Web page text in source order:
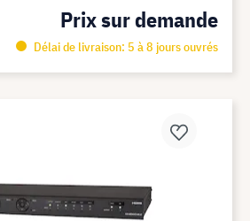
Prix sur demande
Délai de livraison: 5 à 8 jours ouvrés